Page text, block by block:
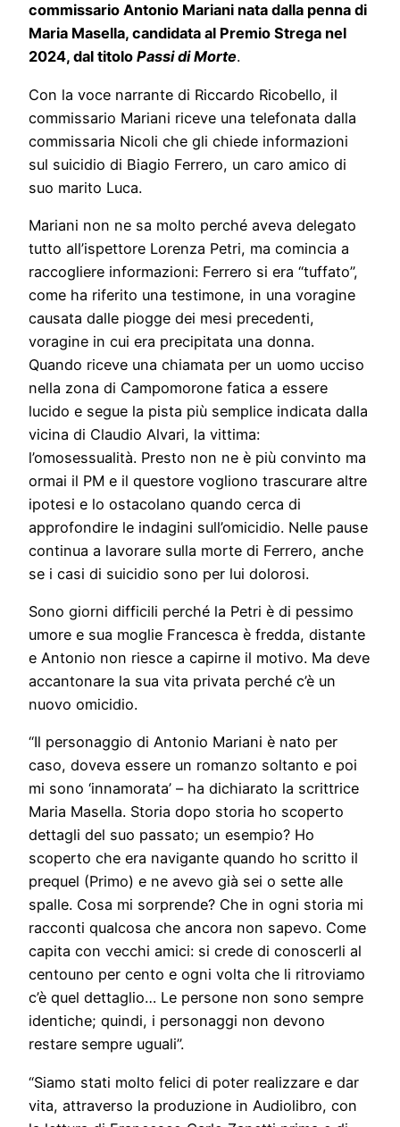
commissario Antonio Mariani nata dalla penna di
Maria Masella, candidata al Premio Strega nel
2024, dal titolo Passi di Morte.
Con la voce narrante di Riccardo Ricobello, il
commissario Mariani riceve una telefonata dalla
commissaria Nicoli che gli chiede informazioni
sul suicidio di Biagio Ferrero, un caro amico di
suo marito Luca.
Mariani non ne sa molto perché aveva delegato
tutto all’ispettore Lorenza Petri, ma comincia a
raccogliere informazioni: Ferrero si era “tuffato”,
come ha riferito una testimone, in una voragine
causata dalle piogge dei mesi precedenti,
voragine in cui era precipitata una donna.
Quando riceve una chiamata per un uomo ucciso
nella zona di Campomorone fatica a essere
lucido e segue la pista più semplice indicata dalla
vicina di Claudio Alvari, la vittima:
l’omosessualità. Presto non ne è più convinto ma
ormai il PM e il questore vogliono trascurare altre
ipotesi e lo ostacolano quando cerca di
approfondire le indagini sull’omicidio. Nelle pause
continua a lavorare sulla morte di Ferrero, anche
se i casi di suicidio sono per lui dolorosi.
Sono giorni difficili perché la Petri è di pessimo
umore e sua moglie Francesca è fredda, distante
e Antonio non riesce a capirne il motivo. Ma deve
accantonare la sua vita privata perché c’è un
nuovo omicidio.
“Il personaggio di Antonio Mariani è nato per
caso, doveva essere un romanzo soltanto e poi
mi sono ‘innamorata’ – ha dichiarato la scrittrice
Maria Masella. Storia dopo storia ho scoperto
dettagli del suo passato; un esempio? Ho
scoperto che era navigante quando ho scritto il
prequel (Primo) e ne avevo già sei o sette alle
spalle. Cosa mi sorprende? Che in ogni storia mi
racconti qualcosa che ancora non sapevo. Come
capita con vecchi amici: si crede di conoscerli al
centouno per cento e ogni volta che li ritroviamo
c’è quel dettaglio… Le persone non sono sempre
identiche; quindi, i personaggi non devono
restare sempre uguali”.
“Siamo stati molto felici di poter realizzare e dar
vita, attraverso la produzione in Audiolibro, con